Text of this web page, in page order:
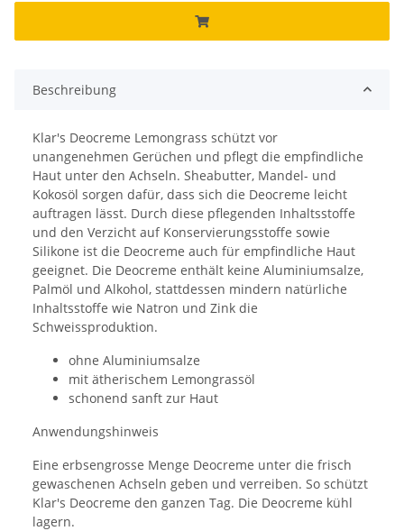
Beschreibung
Klar's Deocreme Lemongrass schützt vor
unangenehmen Gerüchen und pflegt die empfindliche
Haut unter den Achseln. Sheabutter, Mandel- und
Kokosöl sorgen dafür, dass sich die Deocreme leicht
auftragen lässt. Durch diese pflegenden Inhaltsstoffe
und den Verzicht auf Konservierungsstoffe sowie
Silikone ist die Deocreme auch für empfindliche Haut
geeignet. Die Deocreme enthält keine Aluminiumsalze,
Palmöl und Alkohol, stattdessen mindern natürliche
Inhaltsstoffe wie Natron und Zink die
Schweissproduktion.
ohne Aluminiumsalze
mit ätherischem Lemongrassöl
schonend sanft zur Haut
Anwendungshinweis
Eine erbsengrosse Menge Deocreme unter die frisch
gewaschenen Achseln geben und verreiben. So schützt
Klar's Deocreme den ganzen Tag. Die Deocreme kühl
lagern.